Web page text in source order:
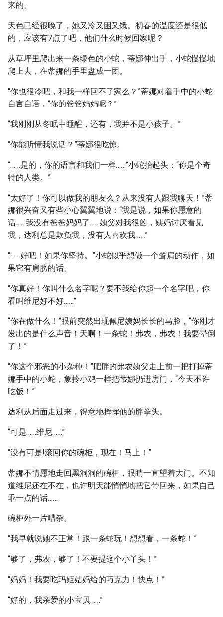
来的。
天色已经很晚了，她又冷又困又饿。初春的温度还是很低
的，应该有7点了吧，他们什么时候回家呢？
从草坪里爬出来一条绿色的小蛇，蒂娜伸出手，小蛇慢慢地
爬上去，在蒂娜的手里盘成一团。
“你也很冷吧，和我一样回不了家么？”蒂娜对着手中的小蛇
自言自语，“你的爸爸妈妈呢？”
“我刚刚从冬眠中睡醒，还有，我并不是小孩子。”
“你能听懂我说话？”蒂娜很吃惊。
“……是的，你的语言和我们一样……”小蛇抬起头：“你是个奇
特的人类。”
“太好了！你可以做我的朋友么？从来没有人跟我聊天！”蒂
娜很兴奋又有些小心翼翼地说：“我是说，如果你愿意的
话……我没有爸爸妈妈了……姨父对我很凶，姨妈讨厌看见
我，达利总是欺负我，没有人喜欢我……”
“……好吧！如果你坚持。”小蛇似乎想做一个耸肩的动作，如
果它有肩膀的话。
“你真好！你叫什么名字呢？要不我给你起一个名字吧，你
看叫维尼好不好……”
“你在做什么！”眼前突然出现佩尼姨妈长长的马脸，“你刚才
发出的是什么声音！天啊！一条蛇！弗农，弗农！我要晕倒
了！”
“你这个邪恶的小杂种！”肥胖的弗农姨父走上前一把打掉蒂
娜手中的小蛇，象拎小鸡一样把蒂娜扔进房门，“今天不许
吃饭！”
达利从后面走过来，得意地挥挥他的胖拳头。
“可是……维尼……”
“没有可是!滚回你的碗柜，现在！马上！”
蒂娜不情愿地走回黑洞洞的碗柜，眼睛一直望着大门。不知
道维尼还在不在，也许明天能悄悄地把它带回来，如果自己
乖一点的话……
碗柜外一片嘈杂。
“我早就说她不正常！跟一条蛇玩！想想看，一条蛇！”
“够了，弗农，够了！不要提这个小丫头！”
“妈妈！我要吃玛姬姑妈给的巧克力！快点！”
“好的，我亲爱的小宝贝……”